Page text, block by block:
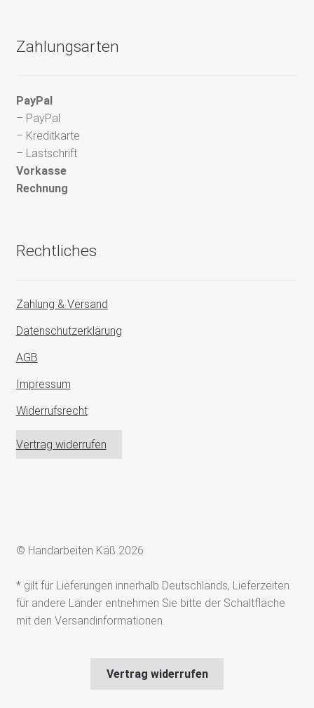
Zahlungsarten
PayPal
– PayPal
– Kreditkarte
– Lastschrift
Vorkasse
Rechnung
Rechtliches
Zahlung & Versand
Datenschutzerklärung
AGB
Impressum
Widerrufsrecht
Vertrag widerrufen
© Handarbeiten Käß 2026
* gilt für Lieferungen innerhalb Deutschlands, Lieferzeiten
für andere Länder entnehmen Sie bitte der Schaltfläche
mit den Versandinformationen.
Vertrag widerrufen